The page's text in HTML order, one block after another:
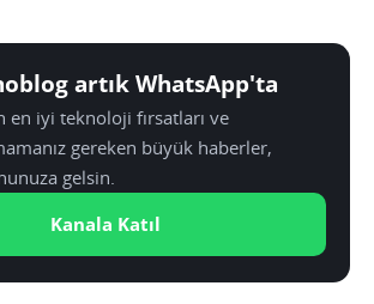
artık WhatsApp'ta
en iyi teknoloji fırsatları ve
gereken büyük haberler,
gelsin.
Kanala Katıl